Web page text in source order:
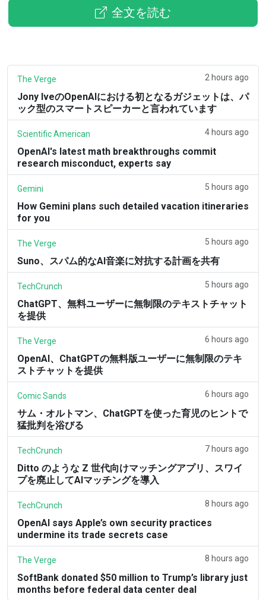
全文を読む
The Verge 2 hours ago
Jony IveのOpenAIにおける初となるガジェットは、パ
ック型のスマートスピーカーと言われています
Scientific American 4 hours ago
OpenAI's latest math breakthroughs commit
research misconduct, experts say
Gemini 5 hours ago
How Gemini plans such detailed vacation itineraries
for you
The Verge 5 hours ago
Suno、スパム的なAI音楽に対抗する計画を共有
TechCrunch 5 hours ago
ChatGPT、無料ユーザーに無制限のテキストチャット
を提供
The Verge 6 hours ago
OpenAI、ChatGPTの無料版ユーザーに無制限のテキ
ストチャットを提供
Comic Sands 6 hours ago
サム・オルトマン、ChatGPTを使った育児のヒントで
猛批判を浴びる
TechCrunch 7 hours ago
Ditto のような Z 世代向けマッチングアプリ、スワイ
プを廃止してAIマッチングを導入
TechCrunch 8 hours ago
OpenAI says Apple’s own security practices
undermine its trade secrets case
The Verge 8 hours ago
SoftBank donated $50 million to Trump’s library just
months before federal data center deal